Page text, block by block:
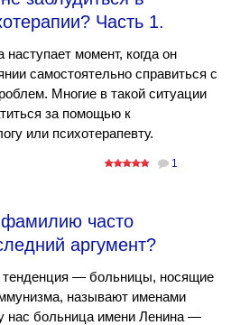
Часть 1.
момент, когда он
самостоятельно справиться с
Многие в такой ситуации
за помощью к
или психотерапевту.
1
часто
аргумент?
— больницы, носящие
называют именами
нас больница имени Ленина —